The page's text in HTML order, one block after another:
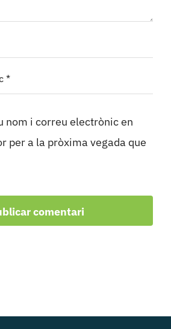
nom i correu electrònic en
per a la pròxima vegada que